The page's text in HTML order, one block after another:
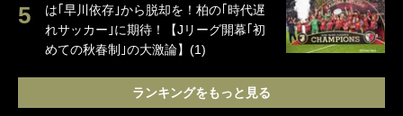
は｢早川依存｣から脱却を！柏の｢時代遅
れサッカー｣に期待！【Jリーグ開幕｢初
めての秋春制｣の大激論】(1)
ランキングをもっと見る